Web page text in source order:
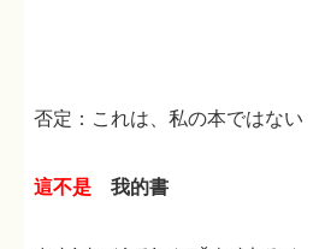
否定：これは、私の本ではない
這不是 我的書